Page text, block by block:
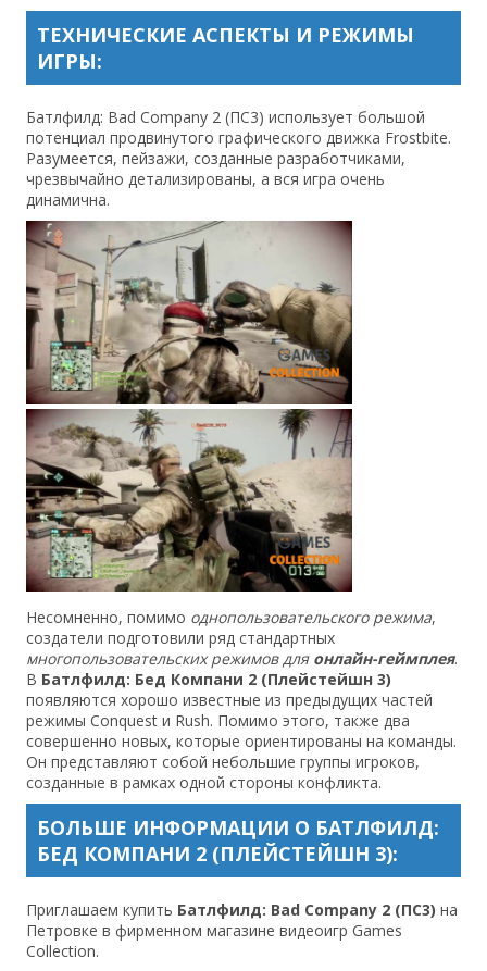
ТЕХНИЧЕСКИЕ АСПЕКТЫ И РЕЖИМЫ
ИГРЫ:
Батлфилд: Bad Company 2 (ПС3) использует большой
потенциал продвинутого графического движка Frostbite.
Разумеется, пейзажи, созданные разработчиками,
чрезвычайно детализированы, а вся игра очень
динамична.
Несомненно, помимо однопользовательского режима,
создатели подготовили ряд стандартных
многопользовательских режимов для онлайн-геймплея.
В Батлфилд: Бед Компани 2 (Плейстейшн 3)
появляются хорошо известные из предыдущих частей
режимы Conquest и Rush. Помимо этого, также два
совершенно новых, которые ориентированы на команды.
Он представляют собой небольшие группы игроков,
созданные в рамках одной стороны конфликта.
БОЛЬШЕ ИНФОРМАЦИИ О БАТЛФИЛД:
БЕД КОМПАНИ 2 (ПЛЕЙСТЕЙШН 3):
Приглашаем купить Батлфилд: Bad Company 2 (ПС3) на
Петровке в фирменном магазине видеоигр Games
Сollection.